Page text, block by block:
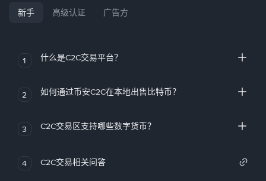
新手 高级认证 广告方
1 什么是C2C交易平台？
2 如何通过币安C2C在本地出售比特币？
3 C2C交易区支持哪些数字货币？
4 C2C交易相关问答